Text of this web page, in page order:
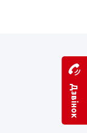
Дзвінок